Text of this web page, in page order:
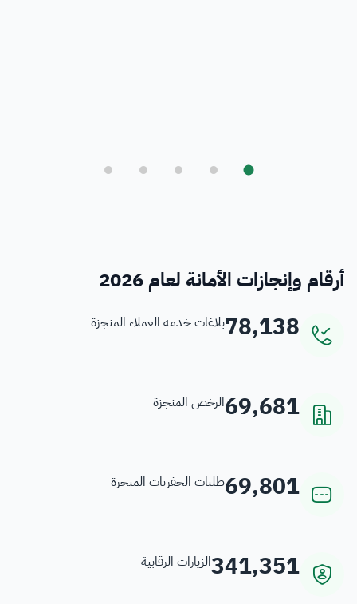
أرقام وإنجازات الأمانة لعام 2026
78,138بلاغات خدمة العملاء المنجزة
69,681الرخص المنجزة
69,801طلبات الحفريات المنجزة
341,351الزيارات الرقابية